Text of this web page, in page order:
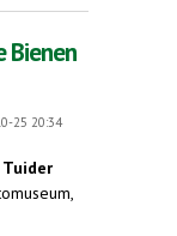
Bienen
25 20:34
Tuider